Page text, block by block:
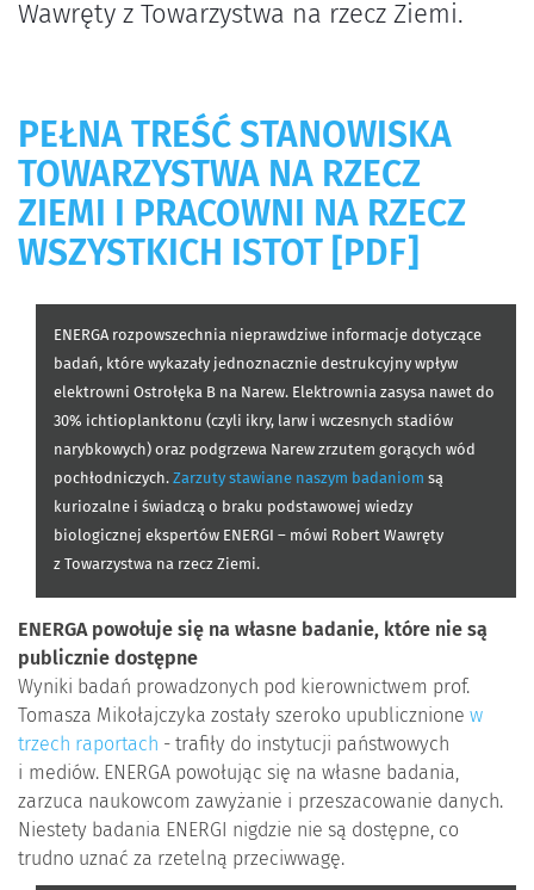
Wawręty z Towarzystwa na rzecz Ziemi.
PEŁNA TREŚĆ STANOWISKA
TOWARZYSTWA NA RZECZ
ZIEMI I PRACOWNI NA RZECZ
WSZYSTKICH ISTOT [PDF]
ENERGA rozpowszechnia nieprawdziwe informacje dotyczące
badań, które wykazały jednoznacznie destrukcyjny wpływ
elektrowni Ostrołęka B na Narew. Elektrownia zasysa nawet do
30% ichtioplanktonu (czyli ikry, larw i wczesnych stadiów
narybkowych) oraz podgrzewa Narew zrzutem gorących wód
pochłodniczych. Zarzuty stawiane naszym badaniom są
kuriozalne i świadczą o braku podstawowej wiedzy
biologicznej ekspertów ENERGI – mówi Robert Wawręty
z Towarzystwa na rzecz Ziemi.
ENERGA powołuje się na własne badanie, które nie są
publicznie dostępne
Wyniki badań prowadzonych pod kierownictwem prof.
Tomasza Mikołajczyka zostały szeroko upublicznione w
trzech raportach - trafiły do instytucji państwowych
i mediów. ENERGA powołując się na własne badania,
zarzuca naukowcom zawyżanie i przeszacowanie danych.
Niestety badania ENERGI nigdzie nie są dostępne, co
trudno uznać za rzetelną przeciwwagę.